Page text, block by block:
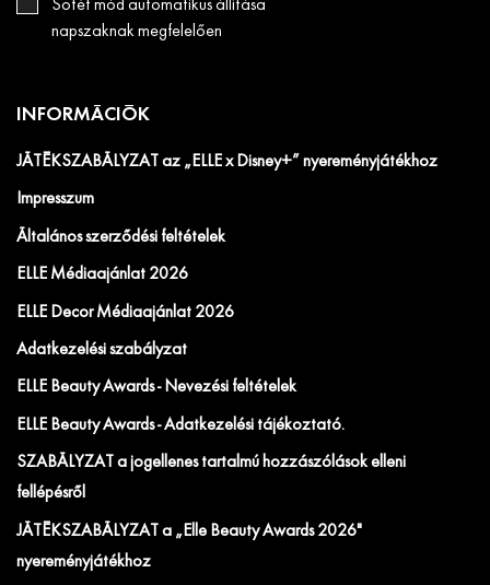
Sötét mód automatikus állítása
napszaknak megfelelően
INFORMÁCIÓK
JÁTÉKSZABÁLYZAT az „ELLE x Disney+” nyereményjátékhoz
Impresszum
Általános szerződési feltételek
ELLE Médiaajánlat 2026
ELLE Decor Médiaajánlat 2026
Adatkezelési szabályzat
ELLE Beauty Awards - Nevezési feltételek
ELLE Beauty Awards - Adatkezelési tájékoztató.
SZABÁLYZAT a jogellenes tartalmú hozzászólások elleni
fellépésről
JÁTÉKSZABÁLYZAT a „Elle Beauty Awards 2026"
nyereményjátékhoz